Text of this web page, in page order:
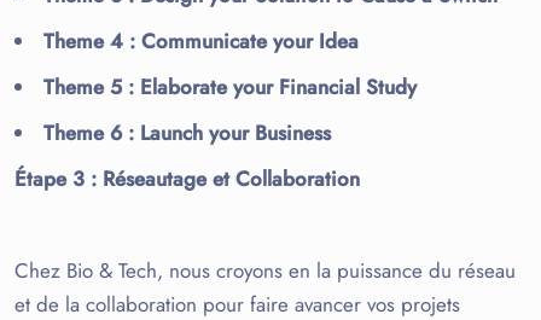
Theme 4 : Communicate your Idea
Theme 5 : Elaborate your Financial Study
Theme 6 : Launch your Business
Étape 3 : Réseautage et Collaboration
Chez Bio & Tech, nous croyons en la puissance du réseau
et de la collaboration pour faire avancer vos projets